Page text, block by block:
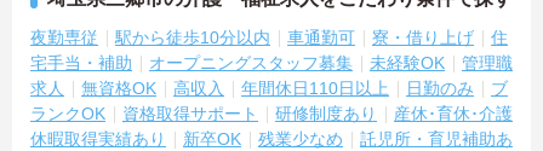
夜勤専従 駅から徒歩10分以内 車通勤可 寮・借り上げ
住
宅手当・補助
オープニングスタッフ募集 未経験OK
管理職
求人
無資格OK 高収入 年間休日110日以上 日勤のみ
ブ
ランクOK
資格取得サポート 研修制度あり
産休･育休･介護
休暇取得実績あり
新卒OK 残業少なめ
託児所・育児補助あ